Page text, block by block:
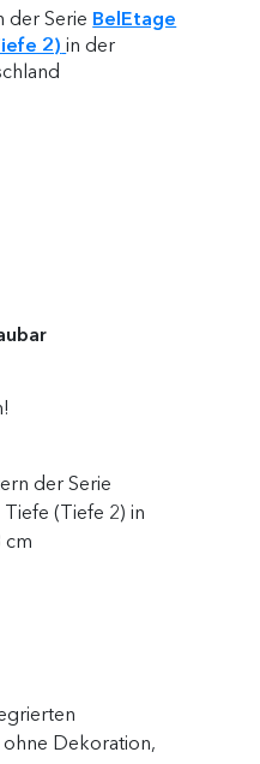
der Serie BelEtage
2) in der
der Serie
(Tiefe 2) in
cm
ohne Dekoration,